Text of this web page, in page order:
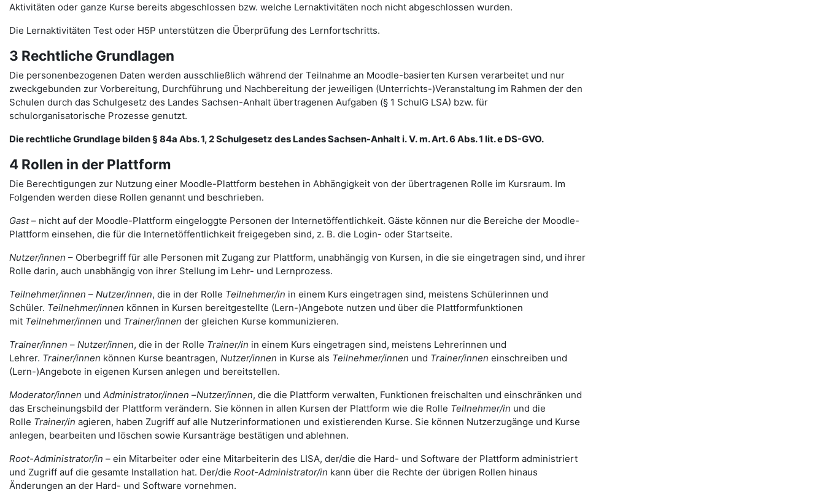
Aktivitäten oder ganze Kurse bereits abgeschlossen bzw. welche Lernaktivitäten noch nicht abgeschlossen wurden.
Die Lernaktivitäten Test oder H5P unterstützen die Überprüfung des Lernfortschritts.
3 Rechtliche Grundlagen
Die personenbezogenen Daten werden ausschließlich während der Teilnahme an Moodle-basierten Kursen verarbeitet und nur
zweckgebunden zur Vorbereitung, Durchführung und Nachbereitung der jeweiligen (Unterrichts-)Veranstaltung im Rahmen der den
Schulen durch das Schulgesetz des Landes Sachsen-Anhalt übertragenen Aufgaben (§ 1 SchulG LSA) bzw. für
schulorganisatorische Prozesse genutzt.
Die rechtliche Grundlage bilden § 84a Abs. 1, 2 Schulgesetz des Landes Sachsen-Anhalt i. V. m. Art. 6 Abs. 1 lit. e DS-GVO.
4 Rollen in der Plattform
Die Berechtigungen zur Nutzung einer Moodle-Plattform bestehen in Abhängigkeit von der übertragenen Rolle im Kursraum. Im
Folgenden werden diese Rollen genannt und beschrieben.
Gast– nicht auf der Moodle-Plattform eingeloggte Personen der Internetöffentlichkeit. Gäste können nur die Bereiche der Moodle-
Plattform einsehen, die für die Internetöffentlichkeit freigegeben sind, z. B. die Login- oder Startseite.
Nutzer/innen – Oberbegriff für alle Personen mit Zugang zur Plattform, unabhängig von Kursen, in die sie eingetragen sind, und ihrer
Rolle darin, auch unabhängig von ihrer Stellung im Lehr- und Lernprozess.
Teilnehmer/innen – Nutzer/innen, die in der Rolle Teilnehmer/in in einem Kurs eingetragen sind, meistens Schülerinnen und
Schüler. Teilnehmer/innen können in Kursen bereitgestellte (Lern-)Angebote nutzen und über die Plattformfunktionen
mit Teilnehmer/innen und Trainer/innen der gleichen Kurse kommunizieren.
Trainer/innen – Nutzer/innen, die in der Rolle Trainer/in in einem Kurs eingetragen sind, meistens Lehrerinnen und
Lehrer. Trainer/innen können Kurse beantragen, Nutzer/innen in Kurse als Teilnehmer/innen und Trainer/innen einschreiben und
(Lern-)Angebote in eigenen Kursen anlegen und bereitstellen.
Moderator/innen und Administrator/innen –Nutzer/innen, die die Plattform verwalten, Funktionen freischalten und einschränken und
das Erscheinungsbild der Plattform verändern. Sie können in allen Kursen der Plattform wie die Rolle Teilnehmer/in und die
Rolle Trainer/in agieren, haben Zugriff auf alle Nutzerinformationen und existierenden Kurse. Sie können Nutzerzugänge und Kurse
anlegen, bearbeiten und löschen sowie Kursanträge bestätigen und ablehnen.
Root-Administrator/in – ein Mitarbeiter oder eine Mitarbeiterin des LISA, der/die die Hard- und Software der Plattform administriert
und Zugriff auf die gesamte Installation hat. Der/die Root-Administrator/in kann über die Rechte der übrigen Rollen hinaus
Änderungen an der Hard- und Software vornehmen.